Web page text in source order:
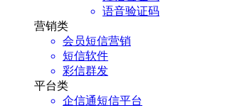
语音验证码
营销类
会员短信营销
短信软件
彩信群发
平台类
企信通短信平台